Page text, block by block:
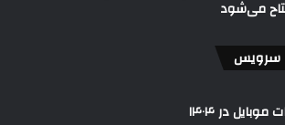
می‌شود
سرویس
در ۱۴۰۴